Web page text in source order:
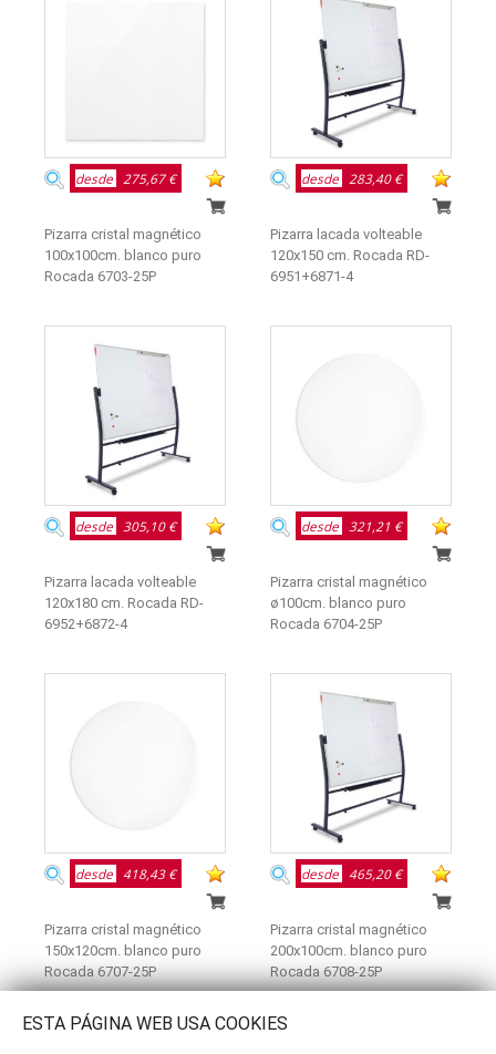
desde 275,67 €
Pizarra cristal magnético
100x100cm. blanco puro
Rocada 6703-25P
desde 283,40 €
Pizarra lacada volteable
120x150 cm. Rocada RD-
6951+6871-4
desde 305,10 €
Pizarra lacada volteable
120x180 cm. Rocada RD-
6952+6872-4
desde 321,21 €
Pizarra cristal magnético
ø100cm. blanco puro
Rocada 6704-25P
desde 418,43 €
Pizarra cristal magnético
150x120cm. blanco puro
Rocada 6707-25P
desde 465,20 €
Pizarra cristal magnético
200x100cm. blanco puro
Rocada 6708-25P
ESTA PÁGINA WEB USA COOKIES